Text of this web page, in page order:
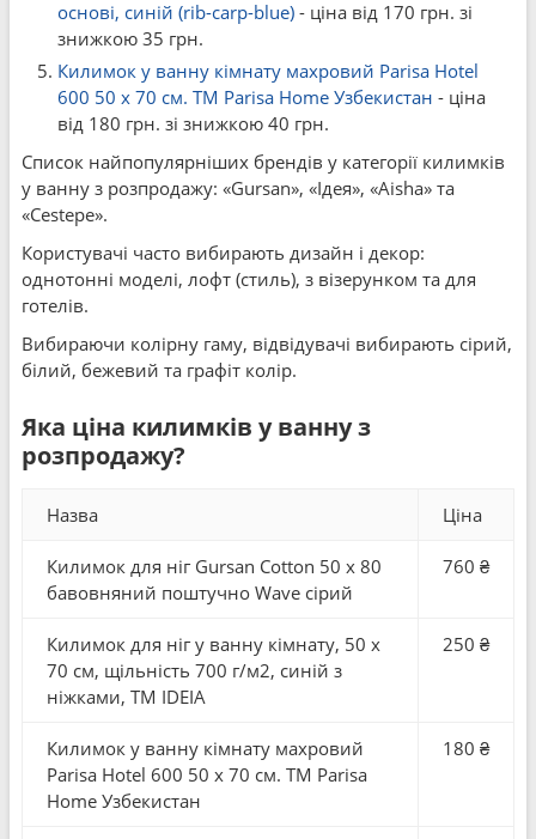
основі, синій (rib-carp-blue) - ціна від 170 грн. зі
знижкою 35 грн.
Килимок у ванну кімнату махровий Parisa Hotel
600 50 x 70 см. ТМ Parisa Home Узбекистан - ціна
від 180 грн. зі знижкою 40 грн.
Список найпопулярніших брендів у категорії килимків
у ванну з розпродажу: «Gursan», «Ідея», «Aisha» та
«Cestepe».
Користувачі часто вибирають дизайн і декор:
однотонні моделі, лофт (стиль), з візерунком та для
готелів.
Вибираючи колірну гаму, відвідувачі вибирають сірий,
білий, бежевий та графіт колір.
Яка ціна килимків у ванну з
розпродажу?
Назва Ціна
Килимок для нiг Gursan Cotton 50 x 80
бавовняний поштучно Wave сірий
760 ₴
Килимок для ніг у ванну кімнату, 50 x
70 см, щільність 700 г/м2, синій з
ніжками, ТМ IDEIA
250 ₴
Килимок у ванну кімнату махровий
Parisa Hotel 600 50 x 70 см. ТМ Parisa
Home Узбекистан
180 ₴